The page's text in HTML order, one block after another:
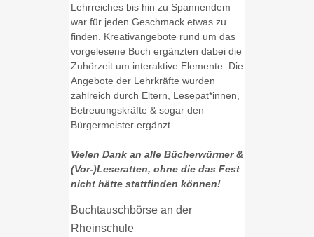
Lehrreiches bis hin zu Spannendem
war für jeden Geschmack etwas zu
finden. Kreativangebote rund um das
vorgelesene Buch ergänzten dabei die
Zuhörzeit um interaktive Elemente. Die
Angebote der Lehrkräfte wurden
zahlreich durch Eltern, Lesepat*innen,
Betreuungskräfte & sogar den
Bürgermeister ergänzt.
Vielen Dank an alle Bücherwürmer &
(Vor-)Leseratten, ohne die das Fest
nicht hätte stattfinden können!
Buchtauschbörse an der
Rheinschule